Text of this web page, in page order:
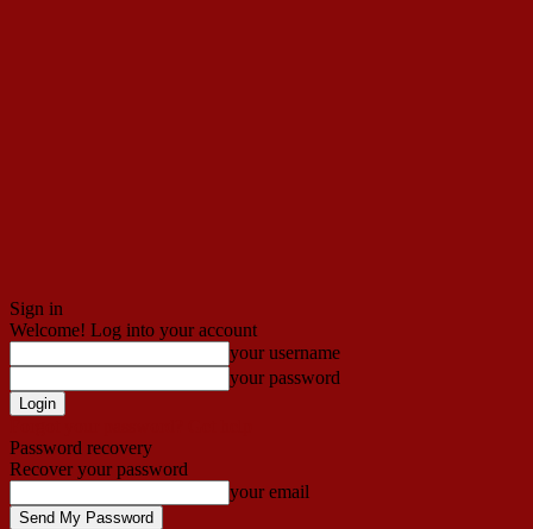
Sign in
Welcome! Log into your account
your username
your password
Password recovery
Recover your password
your email